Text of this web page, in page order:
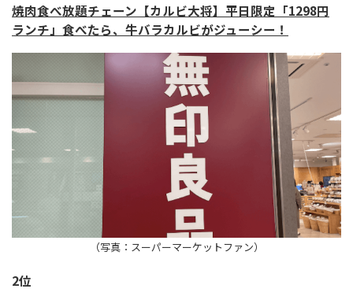
焼肉食べ放題チェーン【カルビ大将】平日限定「1298円
ランチ」食べたら、牛バラカルビがジューシー！
（写真：スーパーマーケットファン）
2位